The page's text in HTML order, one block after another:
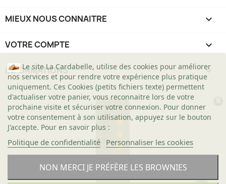
Le site La Cardabelle, utilise des cookies pour améliorer
nos services et pour rendre votre expérience plus pratique
uniquement. Ces Cookies (petits fichiers texte) permettent
d'actualiser votre panier, vous reconnaitre lors de votre
prochaine visite et sécuriser votre connexion. Pour donner
votre consentement à son utilisation, appuyez sur le bouton
J'accepte. Pour en savoir plus :
Politique de confidentialité Personnaliser les cookies
NON MERCI JE PRÉFÈRE LES BROWNIES
MIEUX NOUS CONNAITRE 
VOTRE COMPTE 
INFORMATIONS keyboard_arrow_down
AVIS CLIENTS